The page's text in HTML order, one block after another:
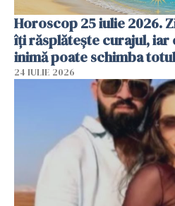
Horoscop 25 iulie 2026.
îți răsplătește curajul, iar
inimă poate schimba totul
24 IULIE 2026